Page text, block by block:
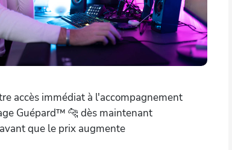
accès immédiat à l'accompagnement
Guépard™ 🐆 dès maintenant
avant que le prix augmente